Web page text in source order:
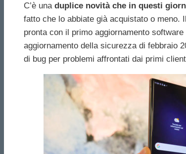
C’è una duplice novità che in questi
fatto che lo abbiate già acquistato o meno.
pronta con il primo aggiornamento
aggiornamento della sicurezza di febbraio
di bug per problemi affrontati dai primi